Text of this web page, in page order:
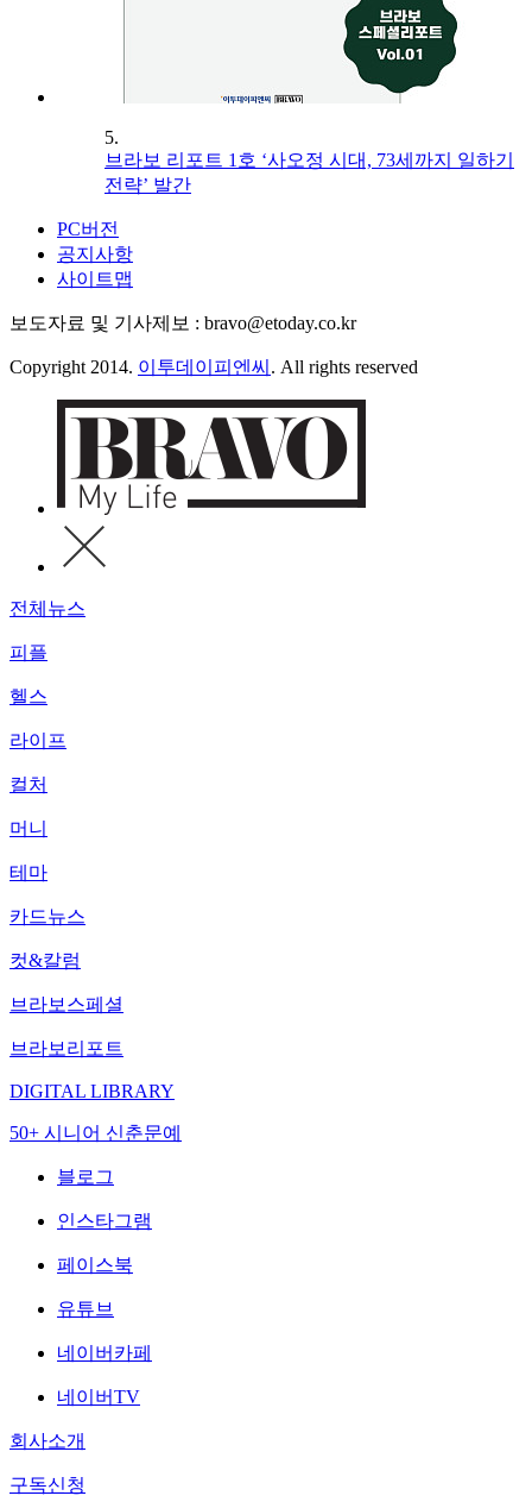
5.
브라보 리포트 1호 ‘사오정 시대, 73세까지 일하기
전략’ 발간
PC버전
공지사항
사이트맵
보도자료 및 기사제보 : bravo@etoday.co.kr
Copyright 2014. 이투데이피엔씨 . All rights reserved
전체뉴스
피플
헬스
라이프
컬처
머니
테마
카드뉴스
컷&칼럼
브라보스페셜
브라보리포트
DIGITAL LIBRARY
50+ 시니어 신춘문예
블로그
인스타그램
페이스북
유튜브
네이버카페
네이버TV
회사소개
구독신청